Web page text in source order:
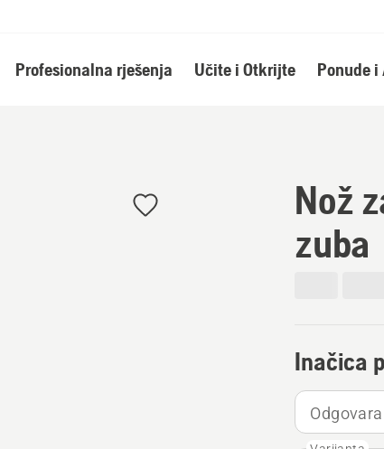
Profesionalna rješenja Učite i Otkrijte Ponude
Nož
zuba
Inačica